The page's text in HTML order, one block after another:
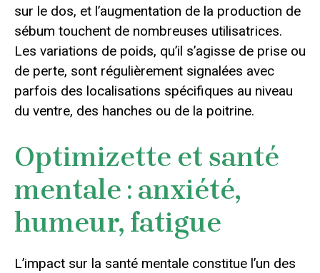
sur le dos, et l’augmentation de la production de
sébum touchent de nombreuses utilisatrices.
Les variations de poids, qu’il s’agisse de prise ou
de perte, sont régulièrement signalées avec
parfois des localisations spécifiques au niveau
du ventre, des hanches ou de la poitrine.
Optimizette et santé
mentale : anxiété,
humeur, fatigue
L’impact sur la santé mentale constitue l’un des